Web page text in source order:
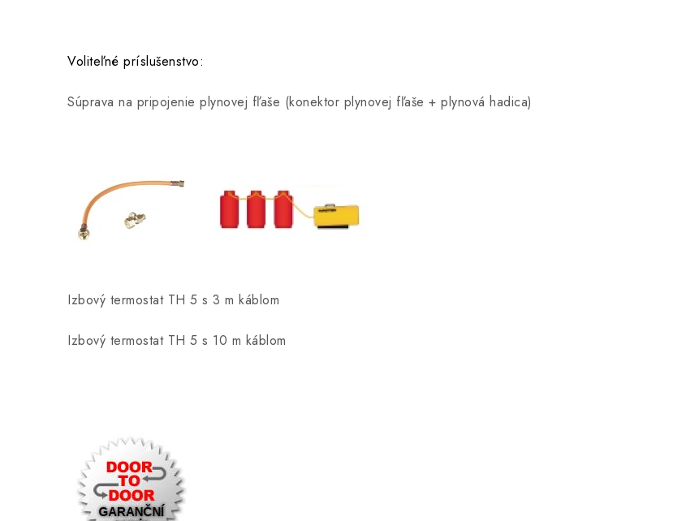
Voliteľné príslušenstvo:
Súprava na pripojenie plynovej fľaše (konektor plynovej fľaše + plynová hadica)
Izbový termostat TH 5 s 3 m káblom
Izbový termostat TH 5 s 10 m káblom